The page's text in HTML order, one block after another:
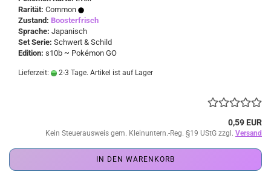
Rarität: Common
Zustand: Boosterfrisch
Sprache: Japanisch
Set Serie: Schwert & Schild
Edition: s10b ~ Pokémon GO
Lieferzeit: 2-3 Tage. Artikel ist auf Lager
0,59 EUR
Kein Steuerausweis gem. Kleinuntern.-Reg. §19 UStG zzgl. Versand
IN DEN WARENKORB